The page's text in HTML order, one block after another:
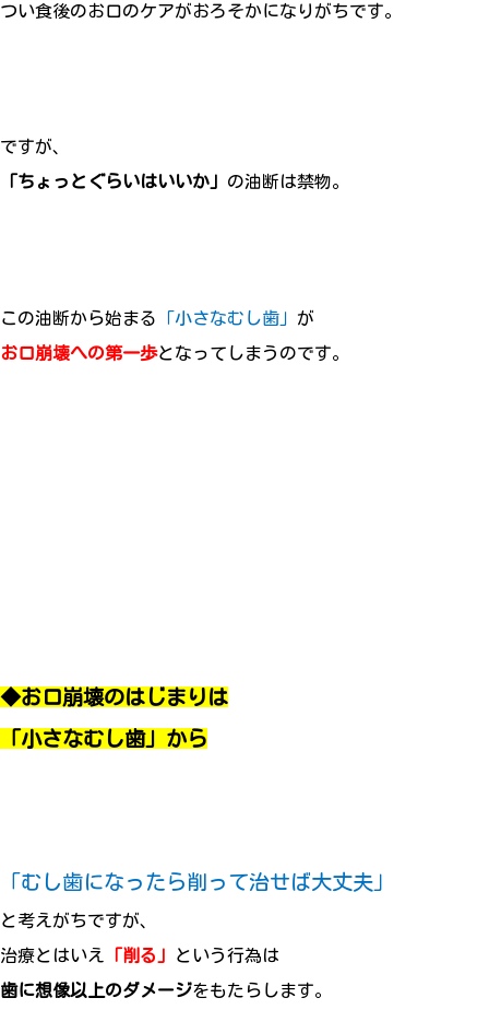
つい食後のお口のケアがおろそかになりがちです。
ですが、
「ちょっとぐらいはいいか」 の油断は禁物。
この油断から始まる 「小さなむし歯」 が
お口崩壊への第一歩となってしまうのです。
◆お口崩壊のはじまりは
「小さなむし歯」から
「むし歯になったら削って治せば大丈夫」
と考えがちですが、
治療とはいえ
「削る」
という行為は
歯に想像以上のダメージをもたらします。